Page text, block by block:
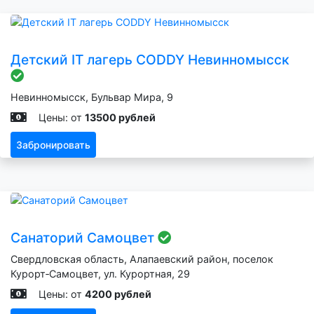
Детский IT лагерь CODDY Невинномысск
Невинномысск, Бульвар Мира, 9
Цены: от 13500 рублей
Забронировать
Санаторий Самоцвет
Свердловская область, Алапаевский район, поселок
Курорт‑Самоцвет, ул. Курортная, 29
Цены: от 4200 рублей